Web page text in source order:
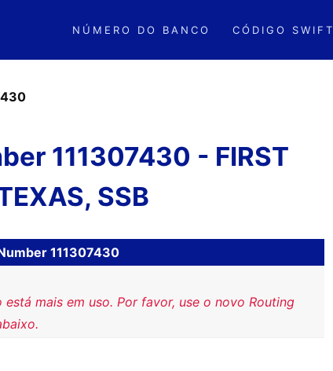
NÚMERO DO BANCO CÓDIGO SWIFT
111307430 - FIRST
SSB
111307430
está mais em uso. Por favor, use o novo Routing